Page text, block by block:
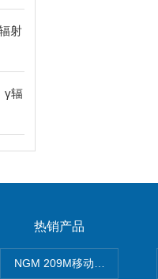
射
辐
热销产品
NGM 209M移动式惰性气体